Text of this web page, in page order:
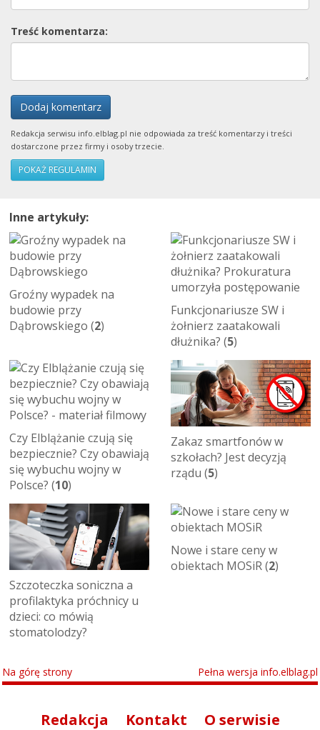
Treść komentarza:
Dodaj komentarz
Redakcja serwisu info.elblag.pl nie odpowiada za treść komentarzy i treści
dostarczone przez firmy i osoby trzecie.
POKAŻ REGULAMIN
Inne artykuły:
Groźny wypadek na
budowie przy
Dąbrowskiego (2)
Funkcjonariusze SW i
żołnierz zaatakowali
dłużnika? (5)
Czy Elblążanie czują się
bezpiecznie? Czy obawiają
się wybuchu wojny w
Polsce? (10)
Zakaz smartfonów w
szkołach? Jest decyzją
rządu (5)
Szczoteczka soniczna a
profilaktyka próchnicy u
dzieci: co mówią
stomatolodzy?
Nowe i stare ceny w
obiektach MOSiR (2)
Na górę strony Pełna wersja info.elblag.pl
Redakcja Kontakt O serwisie